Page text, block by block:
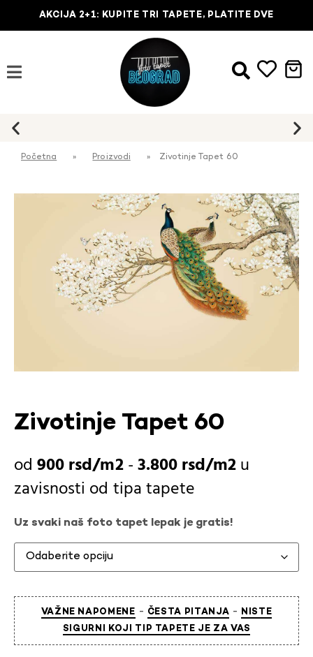
AKCIJA 2+1: KUPITE TRI TAPETE, PLATITE DVE
Početna » Proizvodi » Zivotinje Tapet 60
Zivotinje Tapet 60
900rsd -3.800rsd
u
zavisnosti od tipa tapete
Uz svaki naš foto tapet lepak je gratis!
VAŽNE NAPOMENE - ČESTA PITANJA - NISTE
SIGURNI KOJI TIP TAPETE JE ZA VAS